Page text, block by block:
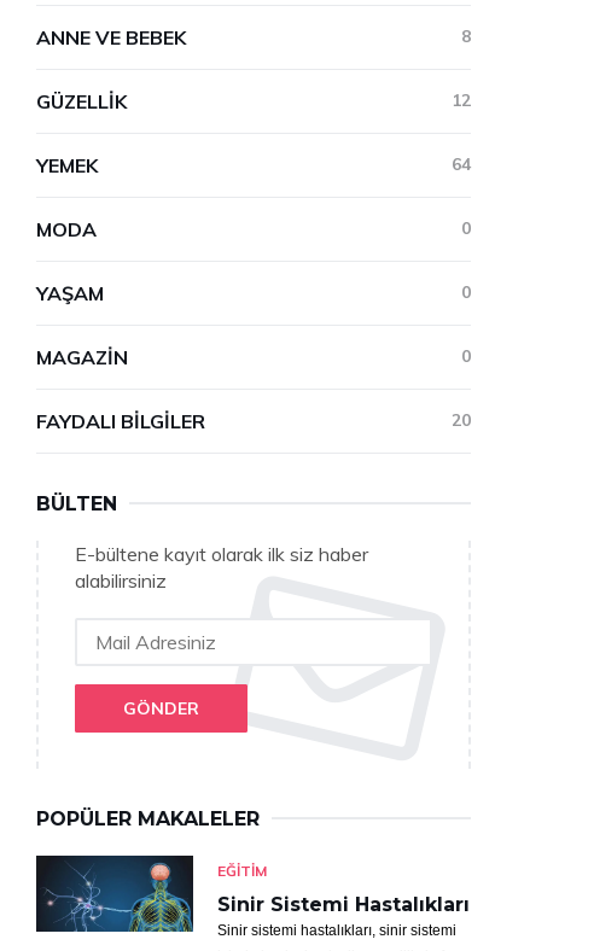
ANNE VE BEBEK 8
GÜZELLIK 12
YEMEK 64
MODA 0
YAŞAM 0
MAGAZIN 0
FAYDALI BILGILER 20
BÜLTEN
E-bültene kayıt olarak ilk siz haber
alabilirsiniz
GÖNDER
POPÜLER MAKALELER
EĞITIM
Sinir Sistemi Hastalıkları
Sinir sistemi hastalıkları, sinir sistemi